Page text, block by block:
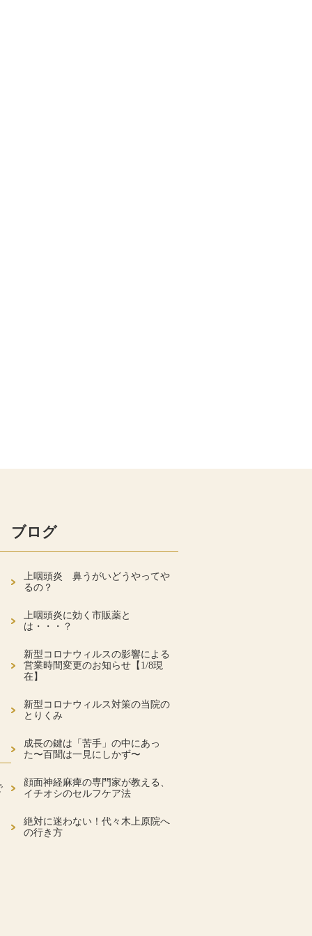
ブログ
上咽頭炎 鼻うがいどうやってや
るの？
上咽頭炎に効く市販薬と
は・・・？
新型コロナウィルスの影響による
営業時間変更のお知らせ【1/8現
在】
新型コロナウィルス対策の当院の
とりくみ
成長の鍵は「苦手」の中にあっ
た〜百聞は一見にしかず〜
顔面神経麻痺の専門家が教える、
イチオシのセルフケア法
絶対に迷わない！代々木上原院へ
の行き方